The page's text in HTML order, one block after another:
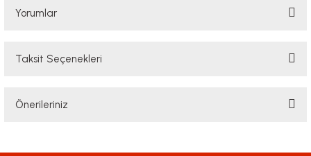
Yorumlar
Taksit Seçenekleri
Önerileriniz